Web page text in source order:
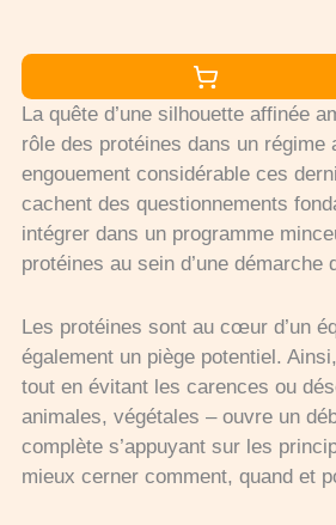
La quête d’une silhouette affinée
rôle des protéines dans un
engouement considérable ces
cachent des questionnements
intégrer dans un programme
protéines au sein d’une
Les protéines sont au cœur d’un
également un piège potentiel.
tout en évitant les carences ou
animales, végétales – ouvre un
complète s’appuyant sur les
mieux cerner comment, quand et